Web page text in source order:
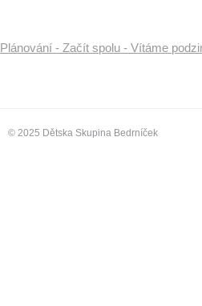
Plánování - Začít spolu - Vítáme
© 2025 Dětska Skupina Bedrníček